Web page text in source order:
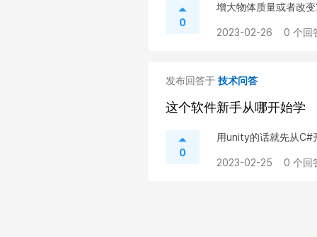
0
增大物体质量或者改
2023-02-26 0 个回
发布回答于 技术问答
这个软件新手从哪开始学
0
用unity的话就先从C#
2023-02-25 0 个回